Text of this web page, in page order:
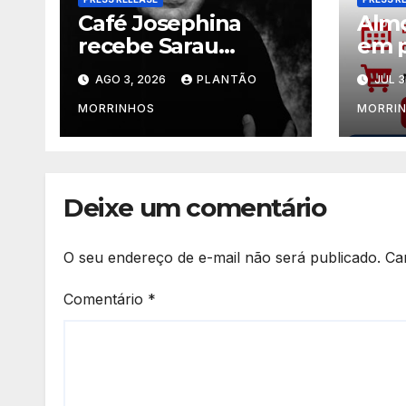
Café Josephina
recebe Sarau
Clássico com o
pianista Flávio
Varani nesta terça-
feira
AGO 3, 2026 PLANTÃO
MORRINHOS
em
de
JUL
Deixe um comentário
O seu endereço de e-mail não será publicado.
Comentário *